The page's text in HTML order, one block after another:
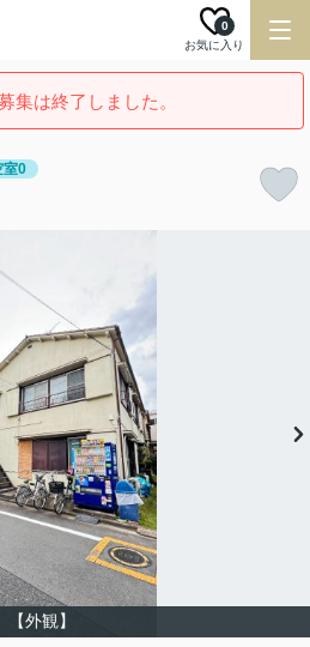
お気に入り
0
集は終了しました。
室0
【外観】